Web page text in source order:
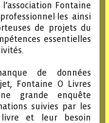
Fontaine
ainsi
de projets du
essentielles
de données
Fontaine O Livres
grande enquête
suivies par les
livre et leur besoin